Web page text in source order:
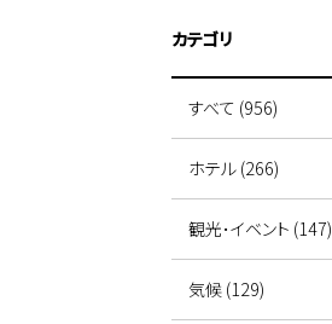
カテゴリ
すべて (956)
ホテル (266)
観光･イベント (147)
気候 (129)